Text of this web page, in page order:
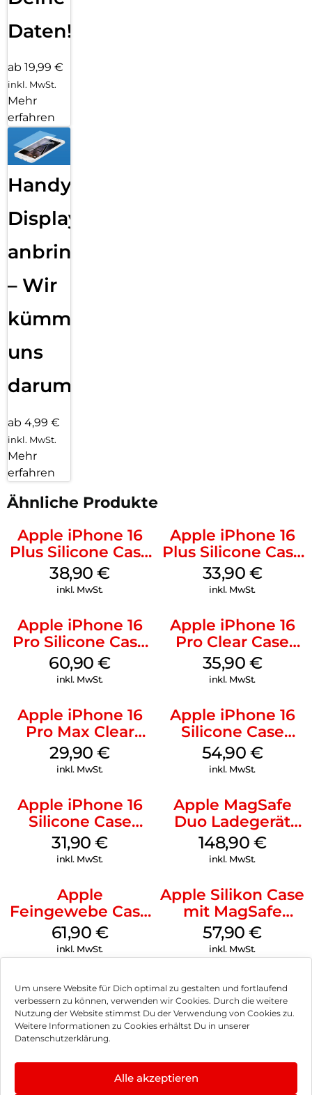
Um unsere Website für Dich optimal zu gestalten und fortlaufend
verbessern zu können, verwenden wir Cookies. Durch die weitere
Nutzung der Website stimmst Du der Verwendung von Cookies zu.
Weitere Informationen zu Cookies erhältst Du in unserer
Datenschutzerklärung.
Alle akzeptieren
Daten!
ab 19,99 €
inkl. MwSt.
Mehr
erfahren
Handy
Displayfolie
anbringen
– Wir
kümmern
uns
darum!
ab 4,99 €
inkl. MwSt.
Mehr
erfahren
Ähnliche Produkte
Apple iPhone 16
Plus Silicone Case
MagSafe Denim
38,90€
inkl. MwSt.
Apple iPhone 16
Plus Silicone Case
MagSafe Lake
Green
33,90 €
inkl. MwSt.
Apple iPhone 16
Pro Silicone Case
MagSafe Stone
Gray
60,90€
inkl. MwSt.
Apple iPhone 16
Pro Clear Case
MagSafe
Transparent
35,90 €
inkl. MwSt.
Apple iPhone 16
Pro Max Clear
Case MagSafe
Transparent
29,90€
inkl. MwSt.
Apple iPhone 16
Silicone Case
MagSafe Lake
Green
54,90 €
inkl. MwSt.
Apple iPhone 16
Silicone Case
MagSafe Fuchsia
31,90€
inkl. MwSt.
Apple MagSafe
Duo Ladegerät
Weiß
148,90 €
inkl. MwSt.
Apple
Feingewebe Case
iPhone 15 Pro
MagSafe Schwarz
61,90 €
inkl. MwSt.
Apple Silikon Case
mit MagSafe
iPhone 14 Pro
(PRODUCT)RED
57,90€
inkl. MwSt.
Impressum